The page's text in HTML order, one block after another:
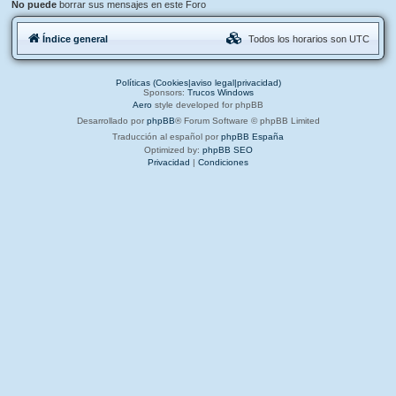
No puede borrar sus mensajes en este Foro
Índice general Todos los horarios son UTC
Políticas (Cookies|aviso legal|privacidad)
Sponsors: Trucos Windows
Aero style developed for phpBB
Desarrollado por phpBB® Forum Software © phpBB Limited
Traducción al español por phpBB España
Optimized by: phpBB SEO
Privacidad | Condiciones